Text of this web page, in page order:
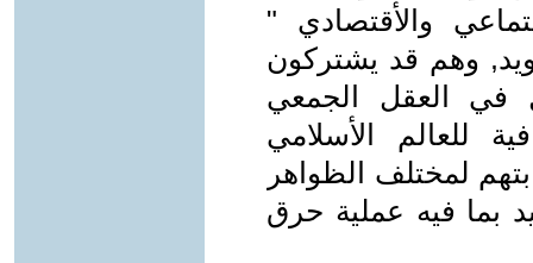
والأقتصادي "
وهم قد يشتركون
في العقل الجمعي
للعالم الأسلامي
لمختلف الظواهر
بما فيه عملية حرق